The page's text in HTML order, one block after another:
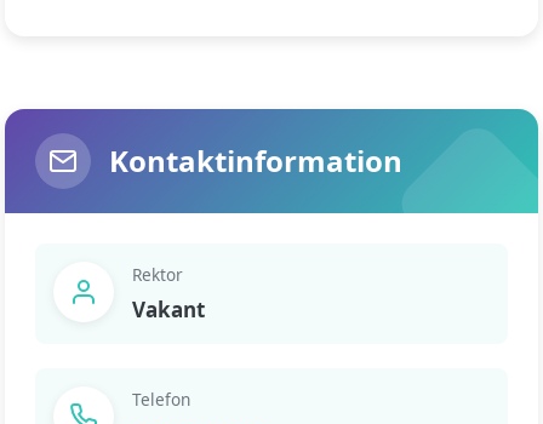
Kontaktinformation
Rektor
Vakant
Telefon